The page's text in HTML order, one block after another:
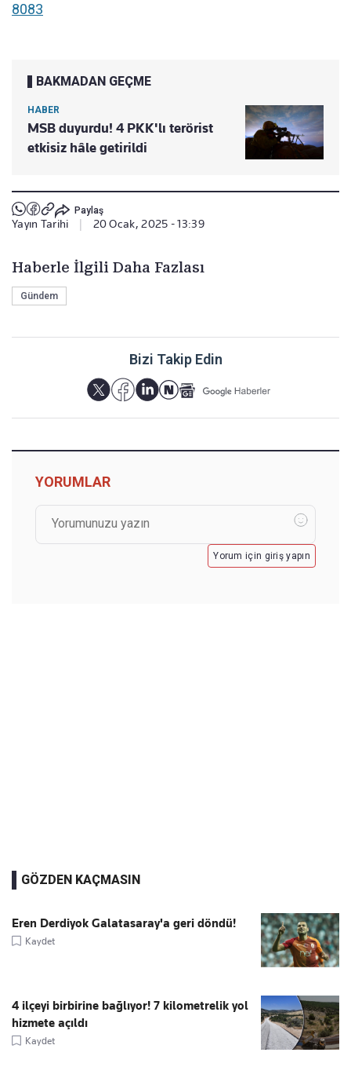
8083
BAKMADAN GEÇME
HABER
MSB duyurdu! 4 PKK'lı terörist
etkisiz hâle getirildi
Paylaş
Yayın Tarihi 20 Ocak, 2025 - 13:39
Haberle İlgili Daha Fazlası
Gündem
Bizi Takip Edin
YORUMLAR
Yorum için giriş yapın
GÖZDEN KAÇMASIN
Eren Derdiyok Galatasaray'a geri döndü!
Kaydet
4 ilçeyi birbirine bağlıyor! 7 kilometrelik yol
hizmete açıldı
Kaydet